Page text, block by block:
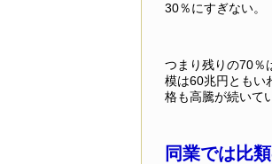
30％にすぎない。
つまり残りの70％
模は60兆円ともい
格も高騰が続いて
同業では比